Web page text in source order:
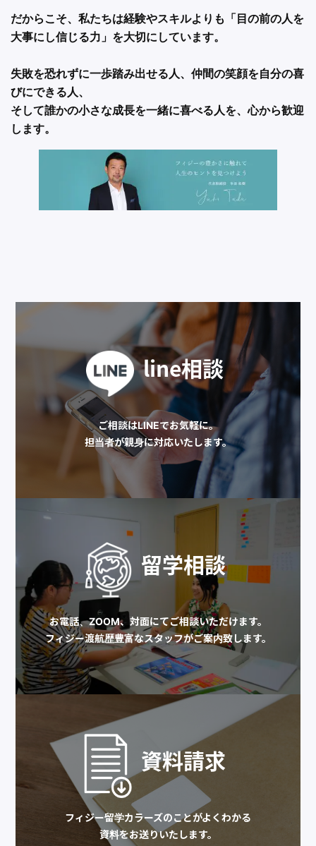
だからこそ、私たちは経験やスキルよりも「目の前の人を
大事にし信じる力」を大切にしています。
失敗を恐れずに一歩踏み出せる人、仲間の笑顔を自分の喜
びにできる人、
そして誰かの小さな成長を一緒に喜べる人を、心から歓迎
します。
line相談
ご相談はLINEでお気軽に。
担当者が親身に対応いたします。
留学相談
お電話、ZOOM、対面にてご相談いただけます。
フィジー渡航歴豊富なスタッフがご案内致します。
資料請求
フィジー留学カラーズのことがよくわかる
資料をお送りいたします。